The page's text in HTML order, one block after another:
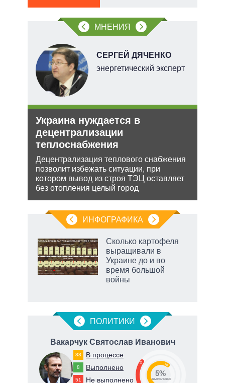
МНЕНИЯ
СЕРГЕЙ ДЯЧЕНКО
энергетический эксперт
Украина нуждается в
децентрализации
теплоснабжения
Децентрализация теплового снабжения
позволит избежать ситуации, при
котором вывод из строя ТЭЦ оставляет
без отопления целый город
ИНФОГРАФИКА
Сколько картофеля
выращивали в
Украине до и во
время большой
войны
ПОЛИТИКИ
Вакарчук Святослав Иванович
88 В процессе
8 Выполнено
51 Не выполнено
35
60
5%
выполнено